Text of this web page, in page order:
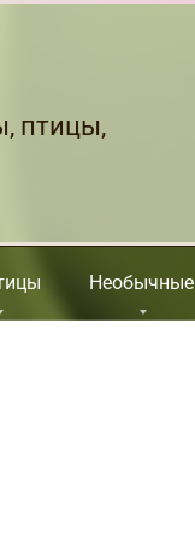
птицы,
Необычные